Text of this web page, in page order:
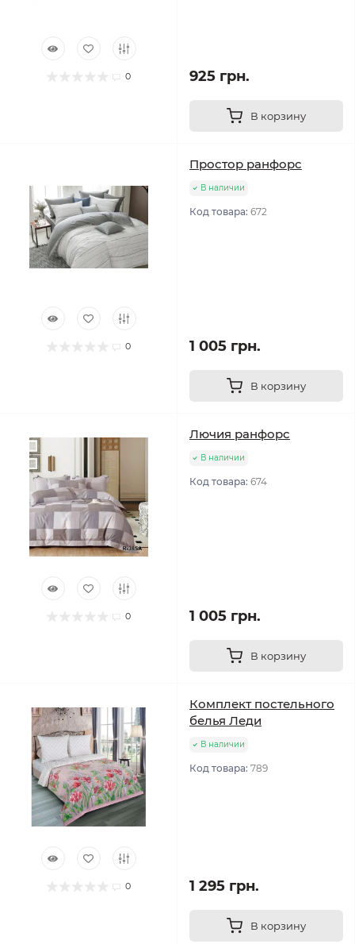
0 925 грн.
В корзину
0
Простор ранфорс
В наличии
Код товара: 672
1 005 грн.
В корзину
0
Лючия ранфорс
В наличии
Код товара: 674
1 005 грн.
В корзину
0
Комплект постельного
белья Леди
В наличии
Код товара: 789
1 295 грн.
В корзину